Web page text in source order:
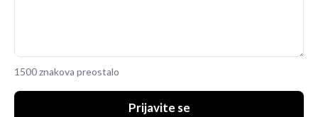
1500 znakova preostalo
Prijavite se